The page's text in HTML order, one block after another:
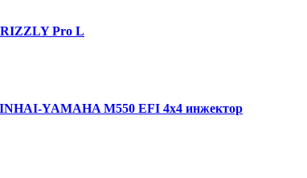
Pro L
YAMAHA M550 EFI 4х4 инжектор